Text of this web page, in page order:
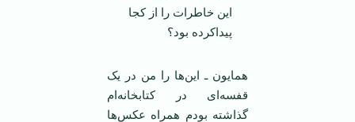
این خاطرات را از کجا
پیداکرده بود؟
همایون ـ این‌ها را من در یک
قفسه‌ای در کتابخانه‌ام
گذاشته بودم همراه عکس‌ها